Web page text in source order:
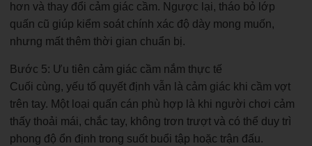
hơn và thay đổi cảm giác cầm. Ngược lại, tháo bỏ lớp
quấn cũ giúp kiểm soát chính xác độ dày mong muốn,
nhưng mất thêm thời gian chuẩn bị.
Bước 5: Ưu tiên cảm giác cầm nắm thực tế
Cuối cùng, yếu tố quyết định vẫn là cảm giác khi cầm vợt
trên tay. Một loại quấn cán phù hợp là khi người chơi cảm
thấy thoải mái, chắc tay, không trơn trượt và có thể duy trì
phong độ ổn định trong suốt buổi tập hoặc trận đấu.